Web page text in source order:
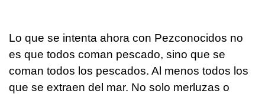
Lo que se intenta ahora con Pezconocidos no
es que todos coman pescado, sino que se
coman todos los pescados. Al menos todos los
que se extraen del mar. No solo merluzas o